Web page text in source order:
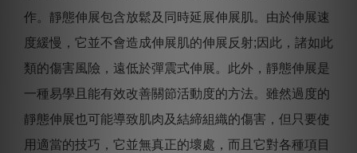
作。靜態伸展包含放鬆及同時延展伸展肌。由於伸展速
度緩慢，它並不會造成伸展肌的伸展反射;因此，諸如此
類的傷害風險，遠低於彈震式伸展。此外，靜態伸展是
一種易學且能有效改善關節活動度的方法。雖然過度的
靜態伸展也可能導致肌肉及結締組織的傷害，但只要使
用適當的技巧，它並無真正的壞處，而且它對各種項目